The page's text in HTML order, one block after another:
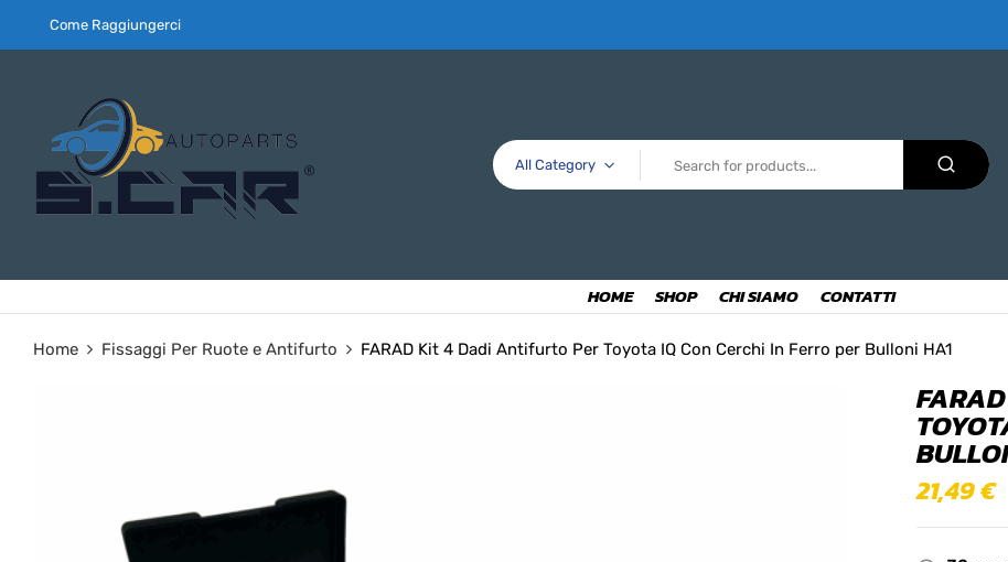
Come Raggiungerci
All Category
HOME SHOP CHI SIAMO CONTATTI
Home Fissaggi Per Ruote e Antifurto FARAD Kit 4 Dadi Antifurto Per Toyota IQ Con Cerchi In Ferro per Bulloni HA1
21,49€